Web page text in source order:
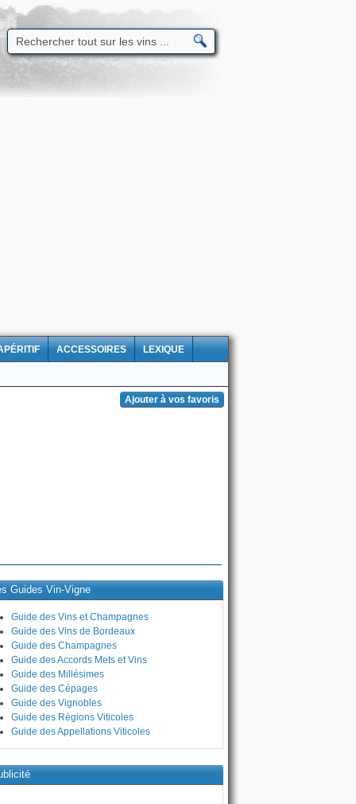
ACCESSOIRES LEXIQUE
Guides Vin-Vigne
Guide des Vins et Champagnes
Guide des Vins de Bordeaux
Guide des Champagnes
Guide des Accords Mets et Vins
Guide des Millésimes
Guide des Cépages
Guide des Vignobles
Guide des Régions Viticoles
Guide des Appellations Viticoles